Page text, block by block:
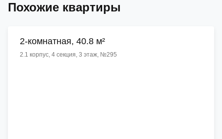
Похожие квартиры
2-комнатная, 40.8 м²
2.1 корпус, 4 секция, 3 этаж, №295